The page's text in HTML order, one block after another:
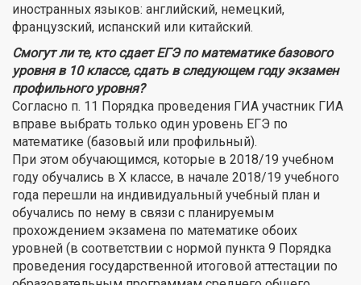
иностранных языков: английский, немецкий,
французский, испанский или китайский.
Смогут ли те, кто сдает ЕГЭ по математике базового
уровня в 10 классе, сдать в следующем году экзамен
профильного уровня?
Согласно п. 11 Порядка проведения ГИА участник ГИА
вправе выбрать только один уровень ЕГЭ по
математике (базовый или профильный).
При этом обучающимся, которые в 2018/19 учебном
году обучались в Х классе, в начале 2018/19 учебного
года перешли на индивидуальный учебный план и
обучались по нему в связи с планируемым
прохождением экзамена по математике обоих
уровней (в соответствии с нормой пункта 9 Порядка
проведения государственной итоговой аттестации по